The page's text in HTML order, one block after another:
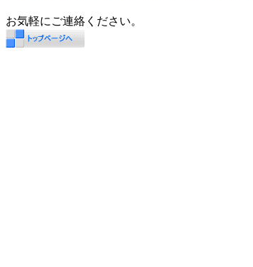
お気軽にご連絡ください。